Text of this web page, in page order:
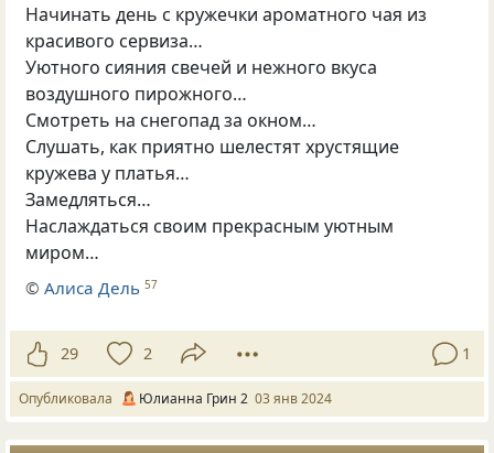
Начинать день с кружечки ароматного чая из
красивого сервиза…
Уютного сияния свечей и нежного вкуса
воздушного пирожного…
Смотреть на снегопад за окном…
Слушать, как приятно шелестят хрустящие
кружева у платья…
Замедляться…
Наслаждаться своим прекрасным уютным
миром…
©Алиса Дель 57
29 2 1
Опубликовала Юлианна Грин 2 03 янв 2024